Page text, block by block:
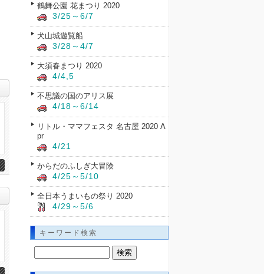
鶴舞公園 花まつり 2020
3/25～6/7
犬山城遊覧船
3/28～4/7
大須春まつり 2020
4/4,5
不思議の国のアリス展
4/18～6/14
リトル・ママフェスタ 名古屋 2020 A
pr
4/21
からだのふしぎ大冒険
4/25～5/10
全日本うまいもの祭り 2020
4/29～5/6
キーワード検索